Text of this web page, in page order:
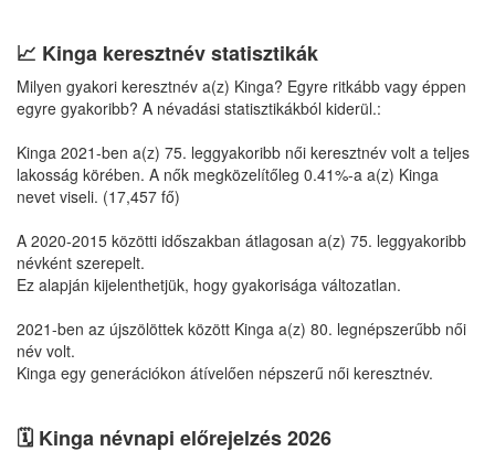
📈 Kinga keresztnév statisztikák
Milyen gyakori keresztnév a(z) Kinga? Egyre ritkább vagy éppen
egyre gyakoribb? A névadási statisztikákból kiderül.:
Kinga 2021-ben a(z) 75. leggyakoribb női keresztnév volt a teljes
lakosság körében. A nők megközelítőleg 0.41%-a a(z) Kinga
nevet viseli. (17,457 fő)
A 2020-2015 közötti időszakban átlagosan a(z) 75. leggyakoribb
névként szerepelt.
Ez alapján kijelenthetjük, hogy gyakorisága változatlan.
2021-ben az újszölöttek között Kinga a(z) 80. legnépszerűbb női
név volt.
Kinga egy generációkon átívelően népszerű női keresztnév.
🗓️ Kinga névnapi előrejelzés 2026